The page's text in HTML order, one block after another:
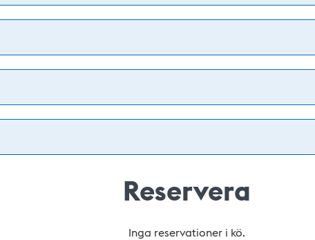
Reservera
Inga reservationer i kö.